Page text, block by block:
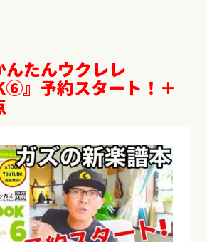
んたんウクレレ
』予約スタート！＋